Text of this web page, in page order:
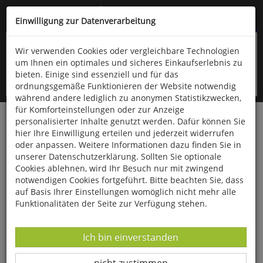
Kompletten Head der Seite überspringen
oder (06766) 9323-960
Startseite Bücher Downloads
Zeitschriften
Der Falke
Zugvogelmusik und Zugvogelmusikschule
Einwilligung zur Datenverarbeitung
Wir verwenden Cookies oder vergleichbare Technologien
um Ihnen ein optimales und sicheres Einkaufserlebnis zu
bieten. Einige sind essenziell und für das
ordnungsgemäße Funktionieren der Website notwendig
während andere lediglich zu anonymen Statistikzwecken,
für Komforteinstellungen oder zur Anzeige
personalisierter Inhalte genutzt werden. Dafür können Sie
hier Ihre Einwilligung erteilen und jederzeit widerrufen
oder anpassen. Weitere Informationen dazu finden Sie in
unserer Datenschutzerklärung. Sollten Sie optionale
Cookies ablehnen, wird Ihr Besuch nur mit zwingend
notwendigen Cookies fortgeführt. Bitte beachten Sie, dass
auf Basis Ihrer Einstellungen womöglich nicht mehr alle
Funktionalitäten der Seite zur Verfügung stehen.
Datenverarbeitung -
Ich bin einverstanden